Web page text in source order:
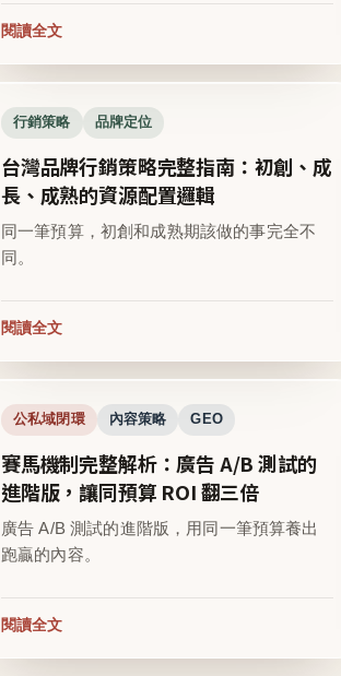
閱讀全文
行銷策略 品牌定位
台灣品牌行銷策略完整指南：初創、成
長、成熟的資源配置邏輯
同一筆預算，初創和成熟期該做的事完全不
同。
閱讀全文
公私域閉環 內容策略 GEO
賽馬機制完整解析：廣告 A/B 測試的
進階版，讓同預算 ROI 翻三倍
廣告 A/B 測試的進階版，用同一筆預算養出
跑贏的內容。
閱讀全文